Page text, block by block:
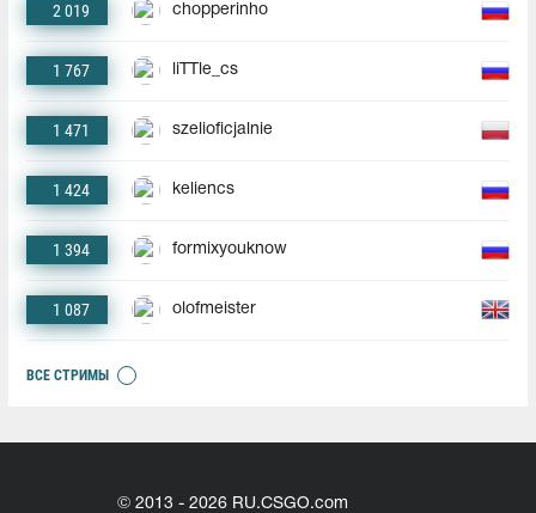
2 019 chopperinho
1 767 liTTle_cs
1 471 szelioficjalnie
1 424 keliencs
1 394 formixyouknow
1 087 olofmeister
ВСЕ СТРИМЫ
© 2013 - 2026 RU.CSGO.com